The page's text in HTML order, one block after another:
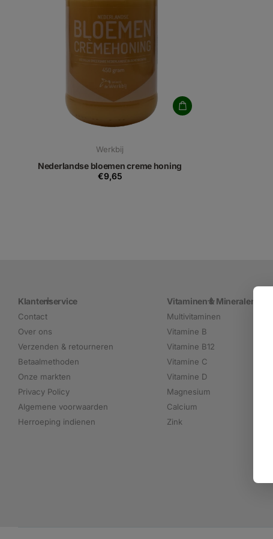
Werkbij
Nederlandse bloemen creme honing
€9,65
Klantenservice
Contact
Over ons
Verzenden & retourneren
Betaalmethoden
Onze markten
Privacy Policy
Algemene voorwaarden
Herroeping indienen
Vitaminen & Mineralen
Multivitaminen
Vitamine B
Vitamine B12
Vitamine C
Vitamine D
Magnesium
Calcium
Zink